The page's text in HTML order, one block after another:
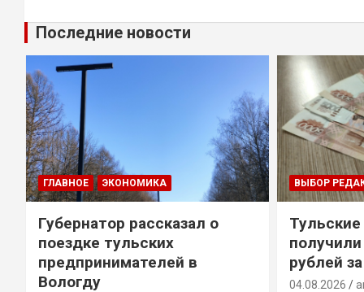
Последние новости
ГЛАВНОЕ ЭКОНОМИКА
Губернатор рассказал о
поездке тульских
предпринимателей в
Вологду
ВЫБОР
рублей
04.08.2026